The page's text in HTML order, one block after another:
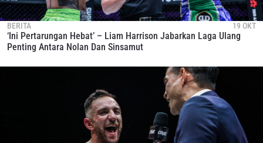
BERITA 19 OKT
‘Ini Pertarungan Hebat’ – Liam Harrison Jabarkan Laga Ulang
Penting Antara Nolan Dan Sinsamut